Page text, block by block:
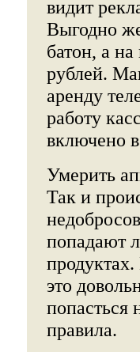
видит
Выгодно
батон, а
рублей.
аренду
работу
включено
Умерить
Так и
попадают
это
попасться
правила.